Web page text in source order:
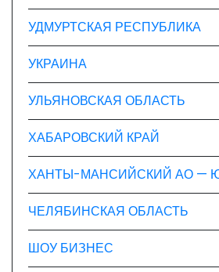
УДМУРТСКАЯ РЕСПУБЛИКА
УКРАИНА
УЛЬЯНОВСКАЯ ОБЛАСТЬ
ХАБАРОВСКИЙ КРАЙ
ХАНТЫ-МАНСИЙСКИЙ АО —
ЧЕЛЯБИНСКАЯ ОБЛАСТЬ
ШОУ БИЗНЕС